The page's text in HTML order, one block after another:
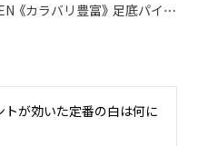
《カラバリ豊富》 足底パイル
ョート丈 ソックス レディ
が効いた定番の白は何に